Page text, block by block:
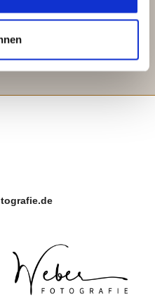
keine Kommentare vorhanden.